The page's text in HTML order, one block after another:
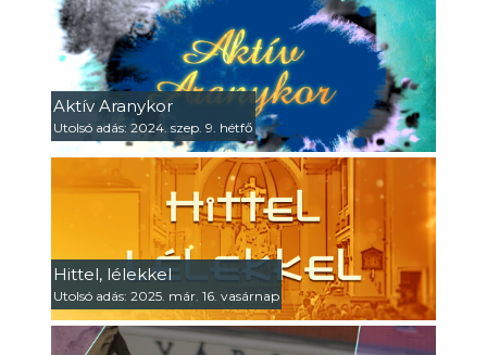
Aktív Aranykor
Utolsó adás: 2024. szep. 9. hétfő
Hittel, lélekkel
Utolsó adás: 2025. már. 16. vasárnap